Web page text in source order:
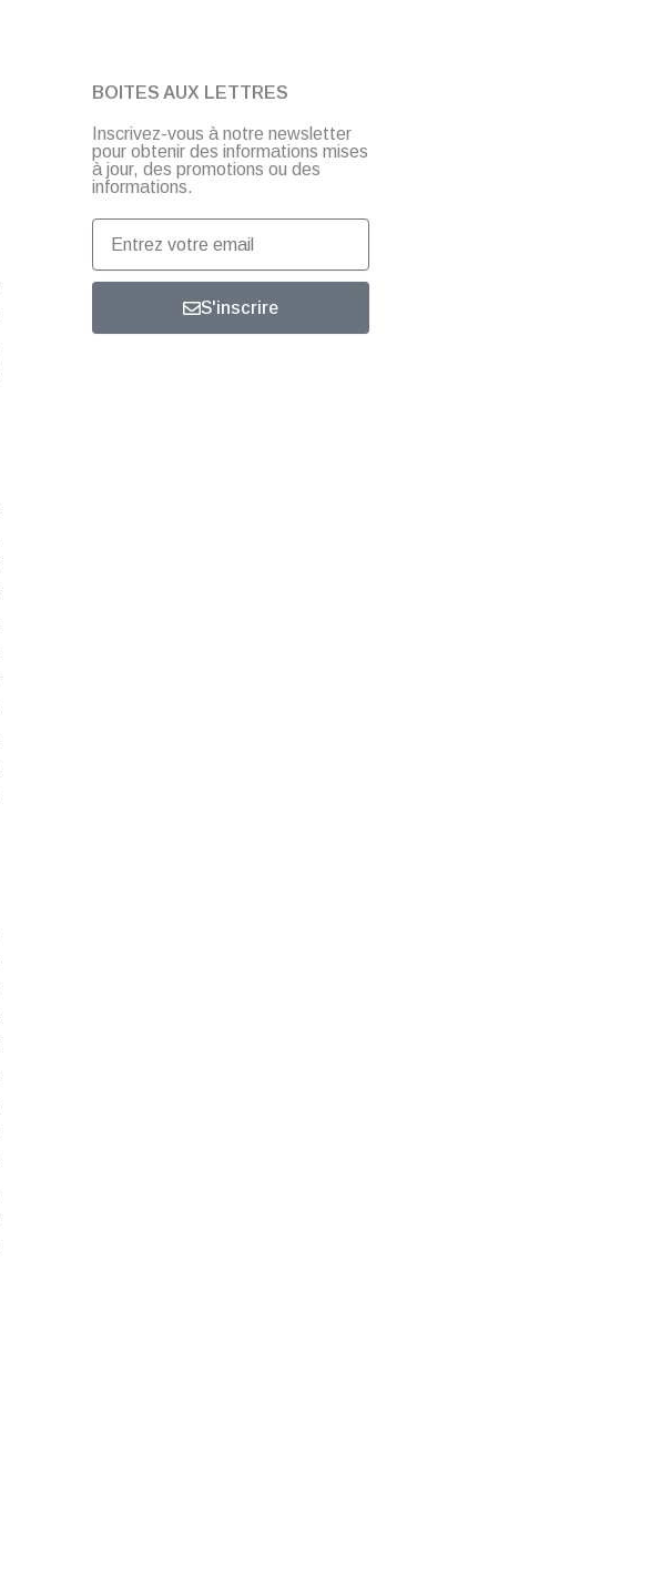
BOITES AUX LETTRES
Inscrivez-vous à notre newsletter
pour obtenir des informations mises
à jour, des promotions ou des
informations.
Entrez
votre
email
S'inscrire